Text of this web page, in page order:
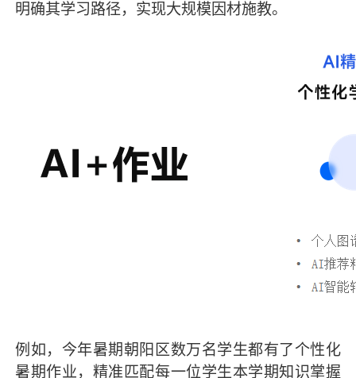
明确其学习路径，实现大规模因材施教。
例如，今年暑期朝阳区数万名学生都有了个性化
暑期作业，精准匹配每一位学生本学期知识掌握